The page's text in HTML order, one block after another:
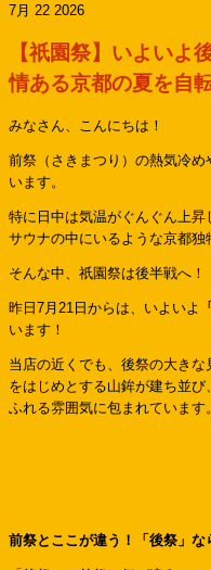
7月 22 2026
【祇園祭】いよいよ
情ある京都の夏を自
みなさん、こんにちは！
前祭（さきまつり）の熱気冷
います。
特に日中は気温がぐんぐん上
サウナの中にいるような京都独
そんな中、祇園祭は後半戦へ！
昨日7月21日からは、いよいよ
います！
当店の近くでも、後祭の大きな
をはじめとする山鉾が建ち並
ふれる雰囲気に包まれています。
前祭とここが違う！「後祭」な